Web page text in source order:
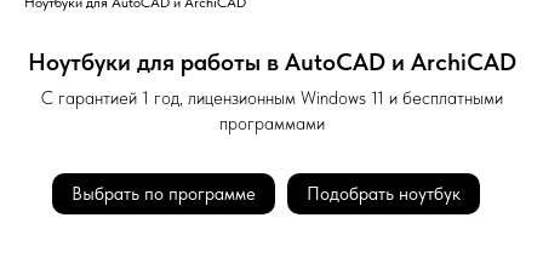
Ноутбуки для работы в AutoCAD и ArchiCAD
С гарантией 1 год, лицензионным Windows 11 и бесплатными
программами
Выбрать по программе Подобрать ноутбук